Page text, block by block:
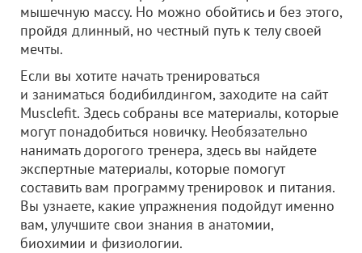
мышечную массу. Но можно обойтись и без этого,
пройдя длинный, но честный путь к телу своей
мечты.
Если вы хотите начать тренироваться
и заниматься бодибилдингом, заходите на сайт
Musclefit. Здесь собраны все материалы, которые
могут понадобиться новичку. Необязательно
нанимать дорогого тренера, здесь вы найдете
экспертные материалы, которые помогут
составить вам программу тренировок и питания.
Вы узнаете, какие упражнения подойдут именно
вам, улучшите свои знания в анатомии,
биохимии и физиологии.